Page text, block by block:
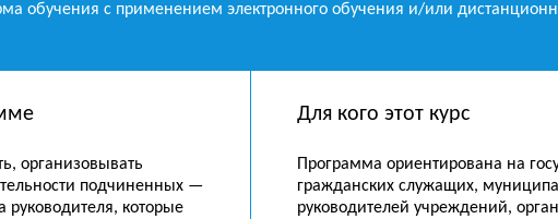
обучения с применением электронного обучения и/или
организовывать
подчиненных —
которые
Для кого этот курс
Программа ориентирована на
гражданских служащих,
руководителей учреждений,